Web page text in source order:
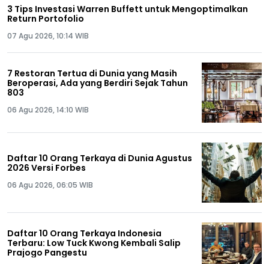
3 Tips Investasi Warren Buffett untuk Mengoptimalkan
Return Portofolio
07 Agu 2026, 10:14 WIB
7 Restoran Tertua di Dunia yang Masih
Beroperasi, Ada yang Berdiri Sejak Tahun
803
06 Agu 2026, 14:10 WIB
Daftar 10 Orang Terkaya di Dunia Agustus
2026 Versi Forbes
06 Agu 2026, 06:05 WIB
Daftar 10 Orang Terkaya Indonesia
Terbaru: Low Tuck Kwong Kembali Salip
Prajogo Pangestu